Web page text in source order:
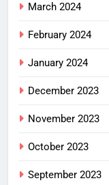
March 2024
February 2024
January 2024
December 2023
November 2023
October 2023
September 2023